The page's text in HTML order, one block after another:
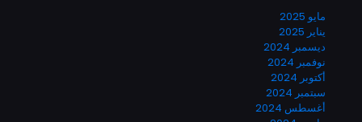
مايو 2025
يناير 2025
ديسمبر 2024
نوفمبر 2024
أكتوبر 2024
سبتمبر 2024
أغسطس 2024